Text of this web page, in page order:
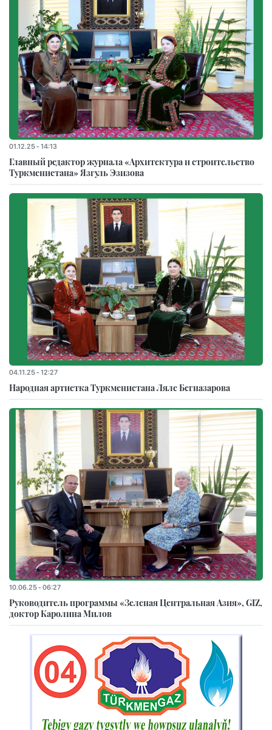
01.12.25 - 14:13
Главный редактор журнала «Архитектура и строительство
Туркменистана» Язгуль Эзизова
04.11.25 - 12:27
Народная артистка Туркменистана Ляле Бегназарова
10.06.25 - 06:27
Руководитель программы «Зеленая Центральная Азия», GIZ,
доктор Каролина Милов